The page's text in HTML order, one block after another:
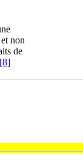
non
de
[8]